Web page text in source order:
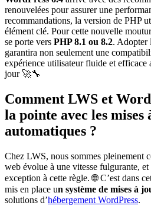
renouvelées pour assurer une
recommandations, la version de PHP
élément clé. Pour cette nouvelle
se porte vers PHP 8.1 ou 8.2. Adopter
garantira non seulement une
expérience utilisateur fluide et efficace
jour 🚀🔧
Comment LWS et
la pointe avec les mises
automatiques ?
Chez LWS, nous sommes pleinement
web évolue à une vitesse fulgurante,
exception à cette règle. 🌐 C’est dans
mis en place un système de mises à
solutions d’hébergement WordPress.